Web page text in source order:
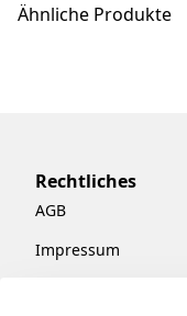
Ähnliche Produkte
Rechtliches
AGB
Impressum